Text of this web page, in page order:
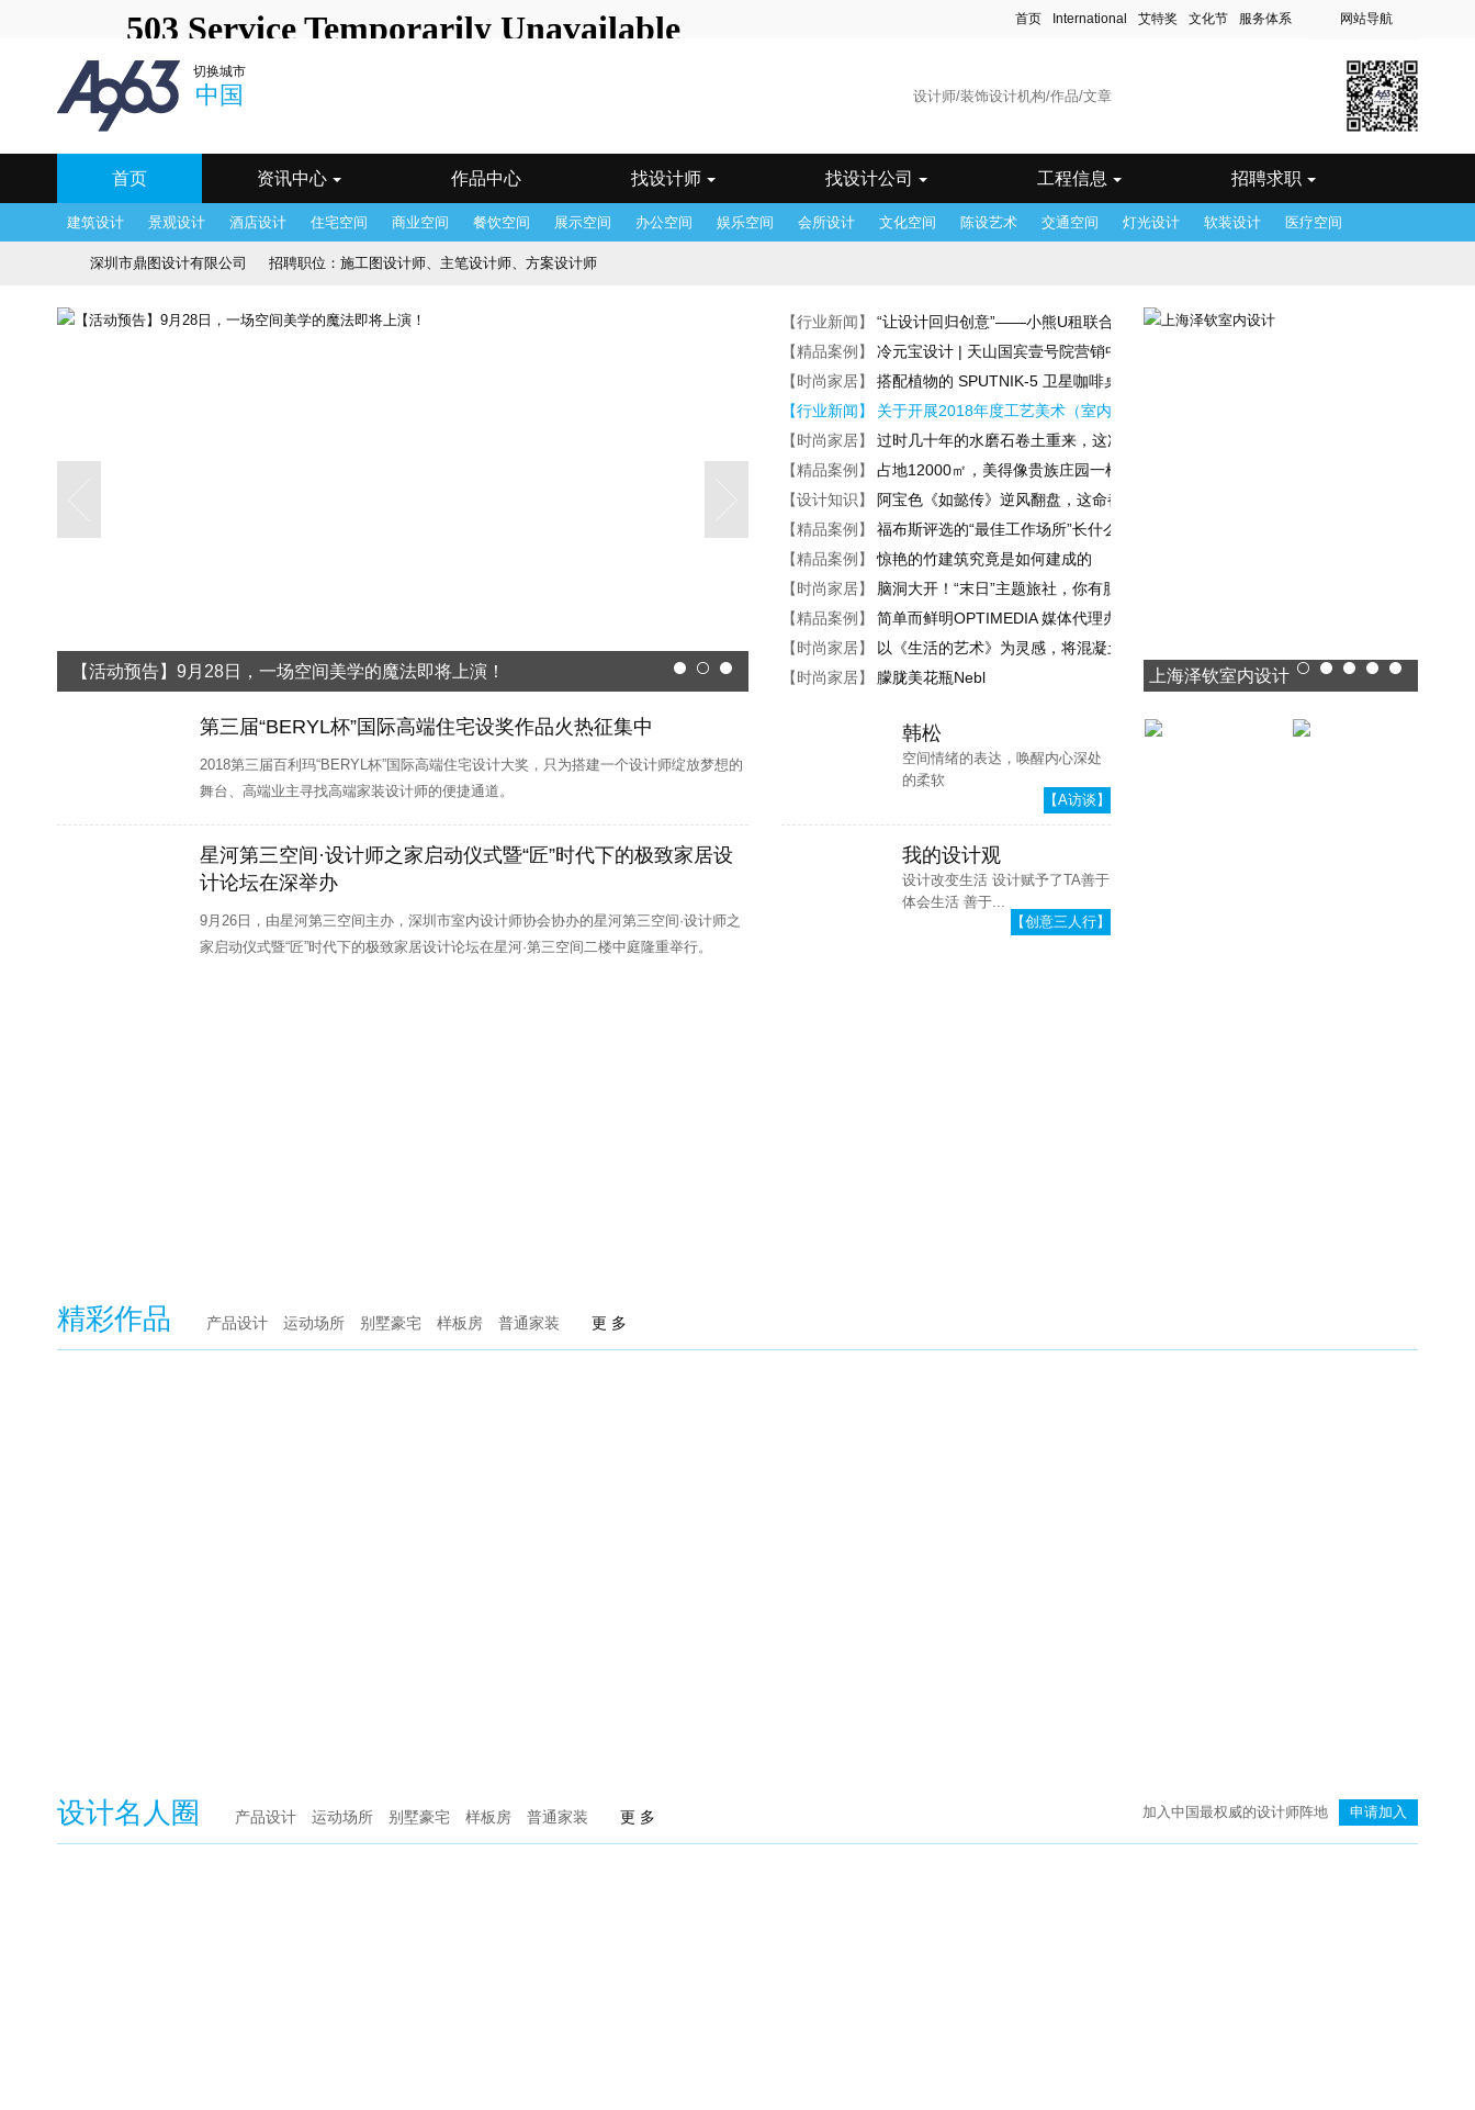
首页 International 艾特奖 文化节 服务体系 网站导航
切换城市
南京站
南宁站
中国
首页 资讯中心 作品中心 找设计师 找设计公司 工程信息 招聘求职
建筑设计 景观设计 酒店设计 住宅空间 商业空间 餐饮空间 展示空间 办公空间 娱乐空间 会所设计 文化空间 陈设艺术 交通空间 灯光设计 软装设计 医疗空间
方案设计师、施工图设计师、效果图设计师、3D效果图绘图员、 室内施工图设计师、室内效果图设计师、 施工图深化设计主管、 效果图设计主管
施工图设计师、物料设计师、机电施工图设计师、深化设计师、后期/驻场设计师、 项目经理、前期概念设计师
品牌主管、 运营助理、陈设助理、陈设设计师、设计助理、 项目经理
深圳中艺兴隆装饰设计工程有限公司 招聘职位： 方案设计师总监、 设计师总监、 方案设计师助理、施工图深化设计师、效果图设计师、工程造价员
施工图高级绘图员、室内施工图组长、 实习绘图员、3D室内设计效果图绘图员、方案设计师
深圳市糖果设计顾问有限公司 招聘职位：工程总监、 设计管理助理
深圳市鼎图设计有限公司 招聘职位： 施工图设计师、主笔设计师、方案设计师
【活动预告】9月28日，一场空间美学的魔法即将上演！
第三届“BERYL杯”国际高端住宅设奖作品火热征集中
2018第三届百利玛“BERYL杯”国际高端住宅设计大奖，只为搭建一个设计师绽放梦想的
舞台、高端业主寻找高端家装设计师的便捷通道。
星河第三空间·设计师之家启动仪式暨“匠”时代下的极致家居设
计论坛在深举办
9月26日，由星河第三空间主办，深圳市室内设计师协会协办的星河第三空间·设计师之
家启动仪式暨“匠”时代下的极致家居设计论坛在星河·第三空间二楼中庭隆重举行。
【行业新闻】
“让设计回归创意”——小熊U租联合英特尔、设计师协会，于洲际酒店高峰对话“2018室
【精品案例】
冷元宝设计 | 天山国宾壹号院营销中心——塞上江南，流水人家
【时尚家居】
搭配植物的 SPUTNIK-5 卫星咖啡桌
【行业新闻】
关于开展2018年度工艺美术（室内设计）高、中、初级专业技术资格评审工作的通知
【时尚家居】
过时几十年的水磨石卷土重来，这次变成了时尚大咖
【精品案例】
占地12000㎡，美得像贵族庄园一样的足球场
【设计知识】
阿宝色《如懿传》逆风翻盘，这命都是灯光给的
【精品案例】
福布斯评选的“最佳工作场所”长什么样？
【精品案例】
惊艳的竹建筑究竟是如何建成的
【时尚家居】
脑洞大开！“末日”主题旅社，你有胆量来住一住吗？
【精品案例】
简单而鲜明OPTIMEDIA 媒体代理办公室
【时尚家居】
以《生活的艺术》为灵感，将混凝土和石头变成一座“书籍”别墅
【时尚家居】
朦胧美花瓶Nebl
韩松
空间情绪的表达，唤醒内心深处
的柔软
【A访谈】
我的设计观
设计改变生活 设计赋予了TA善于
体会生活 善于...
【创意三人行】
上海泽钦室内设计
精彩作品 产品设计 运动场所 别墅豪宅 样板房 普通家装 更 多
设计名人圈 产品设计 运动场所 别墅豪宅 样板房 普通家装 更 多 加入中国最权威的设计师阵地 申请加入